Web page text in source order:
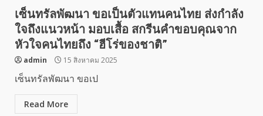
เซ็นทรัลพัฒนา ขอเป็นตัวแทนคนไทย ส่งกำลัง
ใจถึงแนวหน้า มอบเสื้อ สกรีนคำขอบคุณจาก
หัวใจคนไทยถึง “ฮีโร่ของชาติ”
admin 15 สิงหาคม 2025
เซ็นทรัลพัฒนา ขอเป
Read More